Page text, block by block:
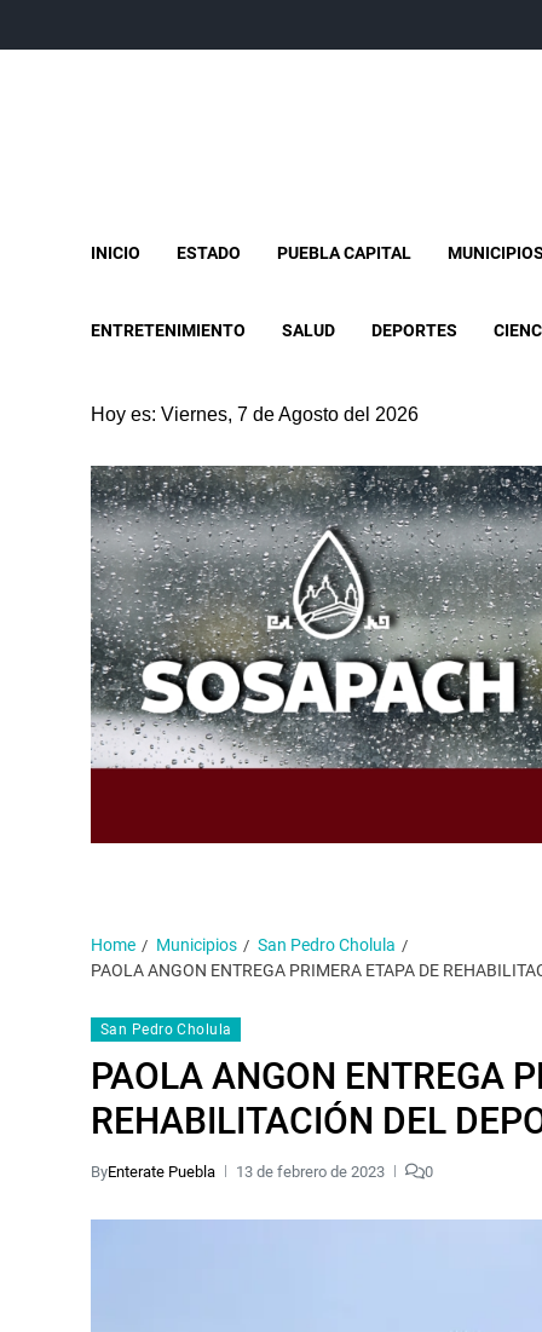
INICIO ESTADO PUEBLA CAPITAL MUNICIPIOS
ENTRETENIMIENTO SALUD DEPORTES
Hoy es: Viernes, 7 de Agosto del 2026
Home Municipios
San Pedro Cholula
PAOLA ANGON ENTREGA PRIMERA ETAPA DE
San Pedro Cholula
PAOLA ANGON ENTREGA
REHABILITACIÓN DEL
ByEnterate Puebla 13 de febrero de 2023 0